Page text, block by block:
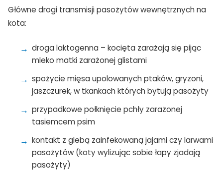
Główne drogi transmisji pasożytów wewnętrznych na
kota:
droga laktogenna – kocięta zarażają się pijąc
mleko matki zarażonej glistami
spożycie mięsa upolowanych ptaków, gryzoni,
jaszczurek, w tkankach których bytują pasożyty
przypadkowe połknięcie pchły zarażonej
tasiemcem psim
kontakt z glebą zainfekowaną jajami czy larwami
pasożytów (koty wylizując sobie łapy zjadają
pasożyty)